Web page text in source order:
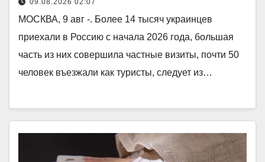
МОСКВА, 9 авг -. Более 14 тысяч украинцев
приехали в Россию с начала 2026 года, большая
часть из них совершила частные визиты, почти 50
человек въезжали как туристы, следует из…